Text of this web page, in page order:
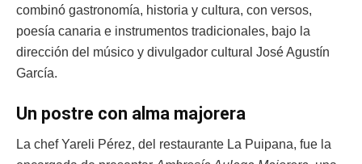
combinó gastronomía, historia y cultura, con versos,
poesía canaria e instrumentos tradicionales, bajo la
dirección del músico y divulgador cultural José Agustín
García.
Un postre con alma majorera
La chef Yareli Pérez, del restaurante La Puipana, fue la